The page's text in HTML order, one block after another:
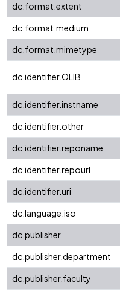
dc.format.extent
dc.format.medium
dc.format.mimetype
dc.identifier.OLIB
dc.identifier.instname
dc.identifier.other
dc.identifier.reponame
dc.identifier.repourl
dc.identifier.uri
dc.language.iso
dc.publisher
dc.publisher.department
dc.publisher.faculty